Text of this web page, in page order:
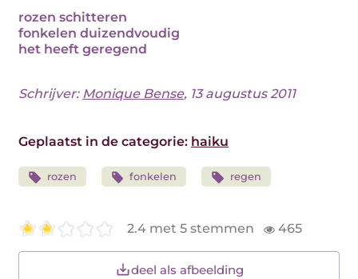
rozen schitteren
fonkelen duizendvoudig
het heeft geregend
Schrijver: Monique Bense, 13 augustus 2011
Geplaatst in de categorie: haiku
rozen fonkelen regen
2.4 met 5 stemmen 465
deel als afbeelding